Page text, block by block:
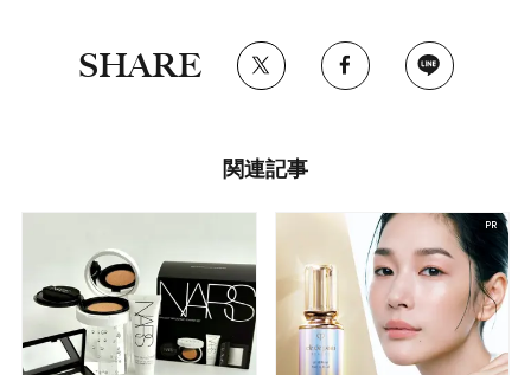
SHARE
関連記事